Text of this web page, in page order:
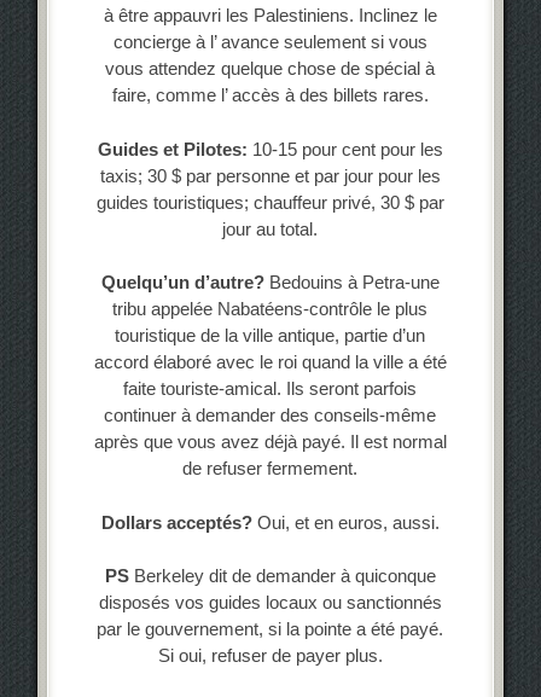
à être appauvri les Palestiniens. Inclinez le
concierge à l’ avance seulement si vous
vous attendez quelque chose de spécial à
faire, comme l’ accès à des billets rares.
Guides et Pilotes: 10-15 pour cent pour les
taxis; 30 $ par personne et par jour pour les
guides touristiques; chauffeur privé, 30 $ par
jour au total.
Quelqu’un d’autre? Bedouins à Petra-une
tribu appelée Nabatéens-contrôle le plus
touristique de la ville antique, partie d’un
accord élaboré avec le roi quand la ville a été
faite touriste-amical. Ils seront parfois
continuer à demander des conseils-même
après que vous avez déjà payé. Il est normal
de refuser fermement.
Dollars acceptés? Oui, et en euros, aussi.
PSBerkeley dit de demander à quiconque
disposés vos guides locaux ou sanctionnés
par le gouvernement, si la pointe a été payé.
Si oui, refuser de payer plus.